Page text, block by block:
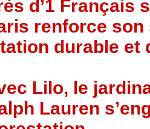
d’1 Français
renforce
durable et
Lilo, le
Lauren